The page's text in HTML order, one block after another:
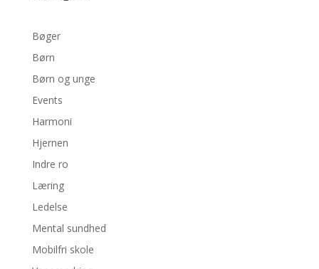
Bøger
Børn
Børn og unge
Events
Harmoni
Hjernen
Indre ro
Læring
Ledelse
Mental sundhed
Mobilfri skole